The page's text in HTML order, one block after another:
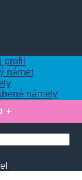
profil
námet
námety
+